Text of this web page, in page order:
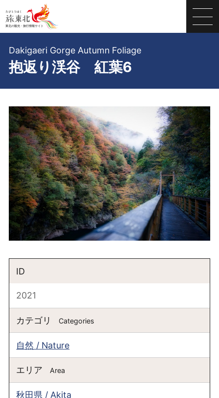
抱返り渓谷 紅葉6
Dakigaeri Gorge Autumn Foliage
ID
2021
カテゴリ Categories
自然 / Nature
エリア Area
秋田県 / Akita